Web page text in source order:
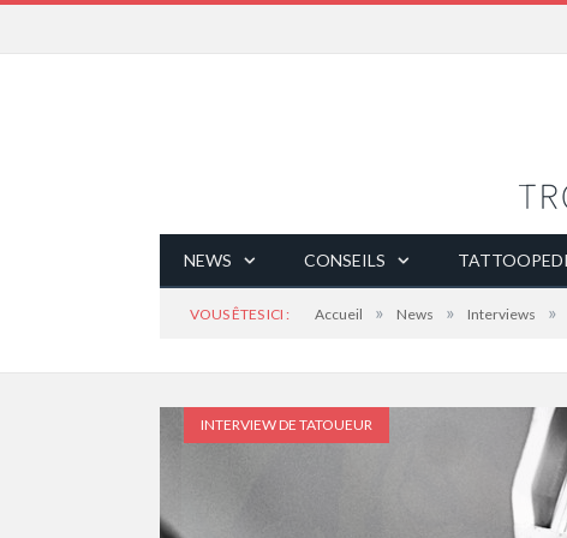
NEWS CONSEILS
VOUS ÊTES ICI : Accueil » News » Interviews »
INTERVIEW DE TATOUEUR
INTERVIEW DE TATOUEUR